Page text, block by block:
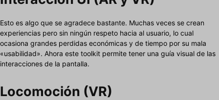
Esto es algo que se agradece bastante. Muchas veces se crean
experiencias pero sin ningún respeto hacia al usuario, lo cual
ocasiona grandes perdidas económicas y de tiempo por su mala
«usabilidad». Ahora este toolkit permite tener una guía visual de las
interacciones de la pantalla.
Locomoción (VR)